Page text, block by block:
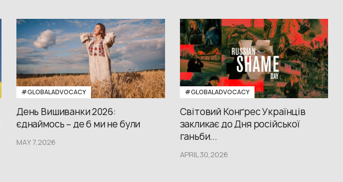
#GLOBALADVOCACY
День Вишиванки 2026:
єднаймось – де б ми не були
MAY 7,2026
#GLOBALADVOCACY
Світовий Конґрес Українців
закликає до Дня російської
ганьби...
APRIL 30,2026